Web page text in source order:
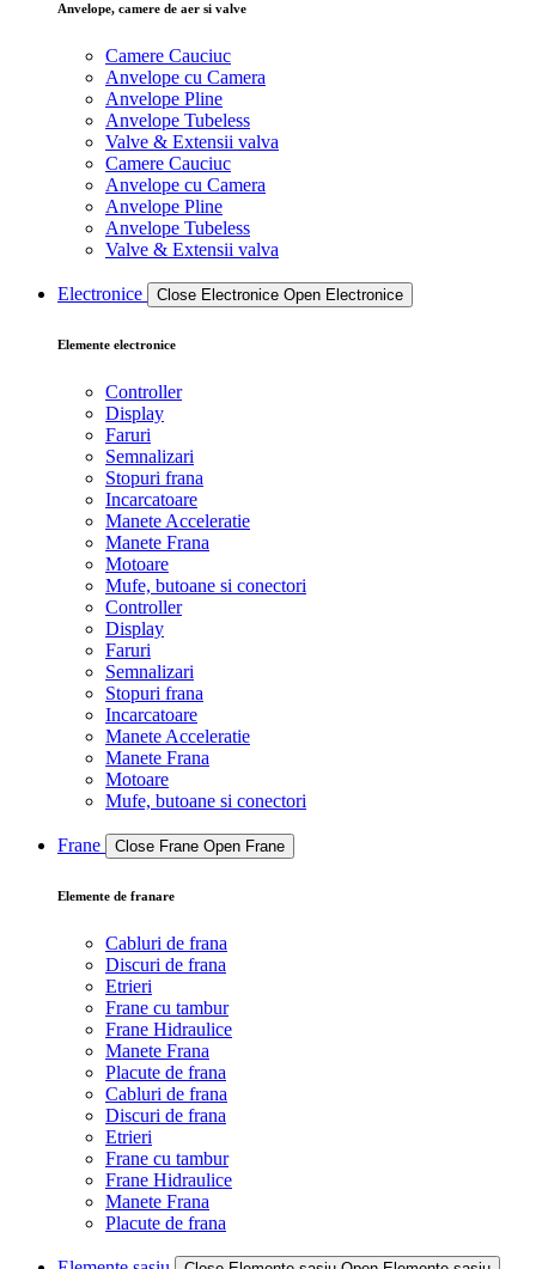
Anvelope, camere de aer si valve
Camere Cauciuc
Anvelope cu Camera
Anvelope Pline
Anvelope Tubeless
Valve & Extensii valva
Camere Cauciuc
Anvelope cu Camera
Anvelope Pline
Anvelope Tubeless
Valve & Extensii valva
Electronice Close Electronice Open Electronice
Elemente electronice
Controller
Display
Faruri
Semnalizari
Stopuri frana
Incarcatoare
Manete Acceleratie
Manete Frana
Motoare
Mufe, butoane si conectori
Controller
Display
Faruri
Semnalizari
Stopuri frana
Incarcatoare
Manete Acceleratie
Manete Frana
Motoare
Mufe, butoane si conectori
Frane Close Frane Open Frane
Elemente de franare
Cabluri de frana
Discuri de frana
Etrieri
Frane cu tambur
Frane Hidraulice
Manete Frana
Placute de frana
Cabluri de frana
Discuri de frana
Etrieri
Frane cu tambur
Frane Hidraulice
Manete Frana
Placute de frana